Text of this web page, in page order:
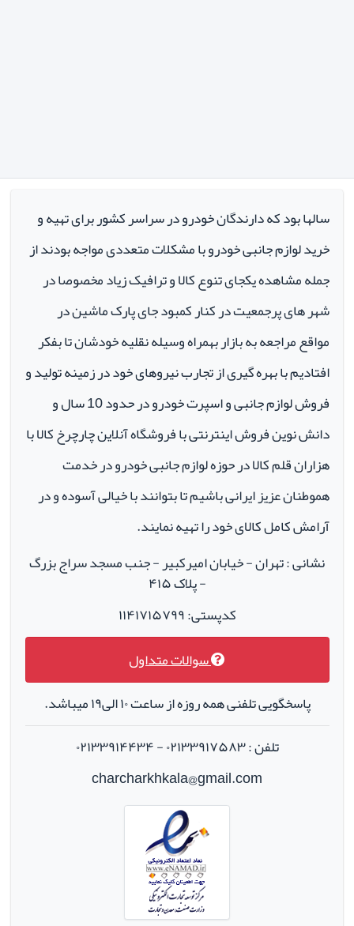
سالها بود که دارندگان خودرو در سراسر کشور برای تهیه و
خرید لوازم جانبی خودرو با مشکلات متعددی مواجه بودند از
جمله مشاهده یکجای تنوع کالا و ترافیک زیاد مخصوصا در
شهر های پرجمعیت در کنار کمبود جای پارک ماشین در
مواقع مراجعه به بازار بهمراه وسیله نقلیه خودشان تا بفکر
افتادیم با بهره گیری از تجارب نیروهای خود در زمینه تولید و
فروش لوازم جانبی و اسپرت خودرو در حدود 10 سال و
دانش نوین فروش اینترنتی با فروشگاه آنلاین چارچرخ کالا با
هزاران قلم کالا در حوزه لوازم جانبی خودرو در خدمت
هموطنان عزیز ایرانی باشیم تا بتوانند با خیالی آسوده و در
آرامش کامل کالای خود را تهیه نمایند.
نشانی : تهران - خیابان امیرکبیر - جنب مسجد سراج بزرگ
- پلاک ۴۱۵
کدپستی: ۱۱۴۱۷۱۵۷۹۹
سوالات متداول
پاسخگویی تلفنی همه روزه از ساعت ۱۰ الی۱۹ میباشد.
تلفن : ۰۲۱۳۳۹۱۷۵۸۳ - ۰۲۱۳۳۹۱۴۴۳۴
charcharkhkala@gmail.com